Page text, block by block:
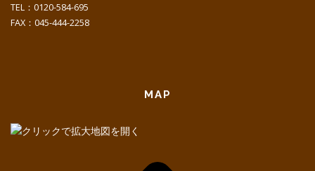
TEL：0120-584-695
FAX：045-444-2258
MAP